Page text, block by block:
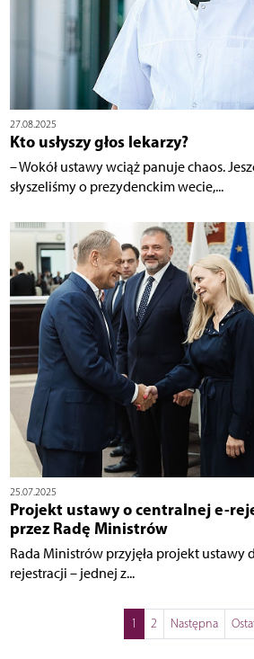
27.08.2025
Kto usłyszy głos lekarzy?
– Wokół ustawy wciąż panuje chaos.
słyszeliśmy o prezydenckim wecie,...
25.07.2025
Projekt ustawy o centralnej e-
przez Radę Ministrów
Rada Ministrów przyjęła projekt ustawy
rejestracji – jednej z...
1 2 Następna